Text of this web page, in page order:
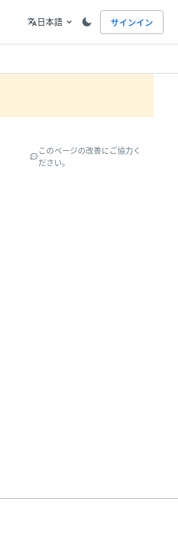
言語
translate日本語 expand_more サインイン
このページの改善にご協力く
ださい。